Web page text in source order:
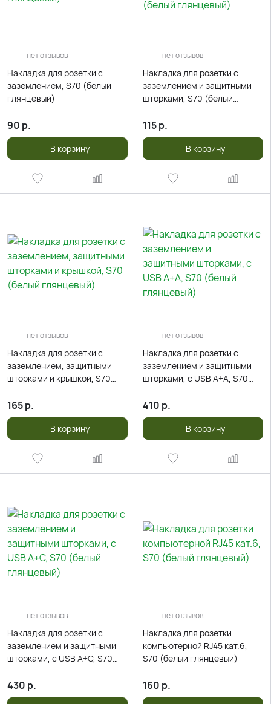
нет отзывов
Накладка для розетки с
заземлением, S70 (белый
глянцевый)
90 р.
В корзину
нет отзывов
Накладка для розетки с
заземлением и защитными
шторками, S70 (белый
115р.
В корзину
нет отзывов
Накладка для розетки с
заземлением, защитными
шторками и крышкой, S70
165р.
В корзину
нет отзывов
Накладка для розетки с
заземлением и защитными
шторками, с USB A+A, S70
410 р.
В корзину
нет отзывов
Накладка для розетки с
заземлением и защитными
шторками, с USB A+C, S70
430 р.
нет отзывов
Накладка для розетки
компьютерной RJ45 кат.6,
S70 (белый глянцевый)
160 р.